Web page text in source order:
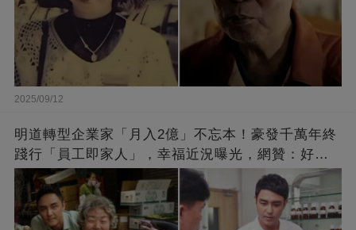
2025/09/12
明道轉型企業家「月入2億」不忘本！豪發千萬年終
踐行「員工即家人」，幸福近況曝光，網贊：好老
闆的福報